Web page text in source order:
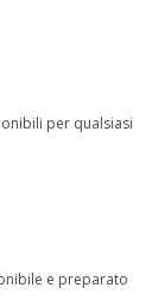
per qualsiasi
e preparato